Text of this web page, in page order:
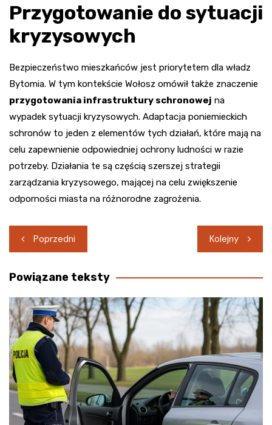
Przygotowanie do sytuacji
kryzysowych
Bezpieczeństwo mieszkańców jest priorytetem dla władz
Bytomia. W tym kontekście Wołosz omówił także znaczenie
przygotowania infrastruktury schronowej na
wypadek sytuacji kryzysowych. Adaptacja poniemieckich
schronów to jeden z elementów tych działań, które mają na
celu zapewnienie odpowiedniej ochrony ludności w razie
potrzeby. Działania te są częścią szerszej strategii
zarządzania kryzysowego, mającej na celu zwiększenie
odporności miasta na różnorodne zagrożenia.
Nawigacja
wpisu
Poprzedni Kolejny
Powiązane teksty